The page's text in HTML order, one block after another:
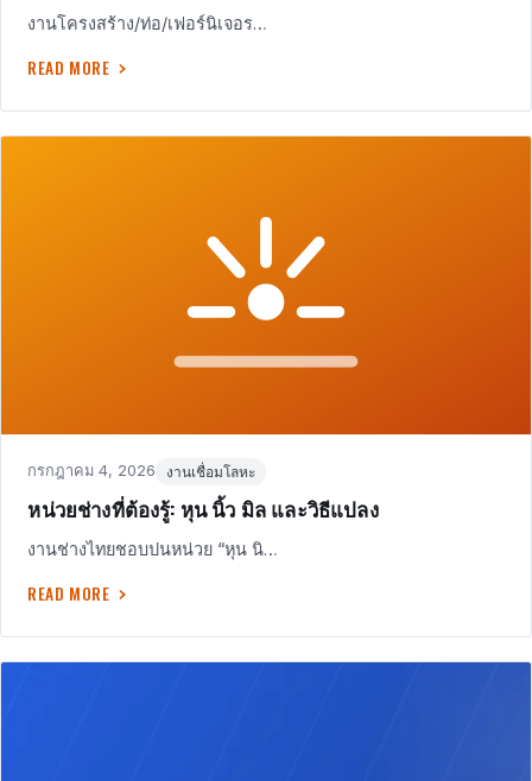
งานโครงสร้าง/ท่อ/เฟอร์นิเจอร…
READ MORE
Posted
กรกฎาคม 4, 2026 งานเชื่อมโลหะ
หน่วยช่างที่ต้องรู้: หุน นิ้ว มิล และวิธีแปลง
งานช่างไทยชอบปนหน่วย “หุน นิ…
READ MORE